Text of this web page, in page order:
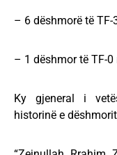
– 6 dëshmorë të TF-
– 1 dëshmor të TF-
Ky gjeneral i
historinë e